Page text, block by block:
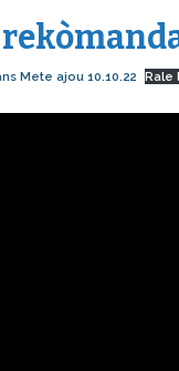
Mete ajou 10.10.22 Rale